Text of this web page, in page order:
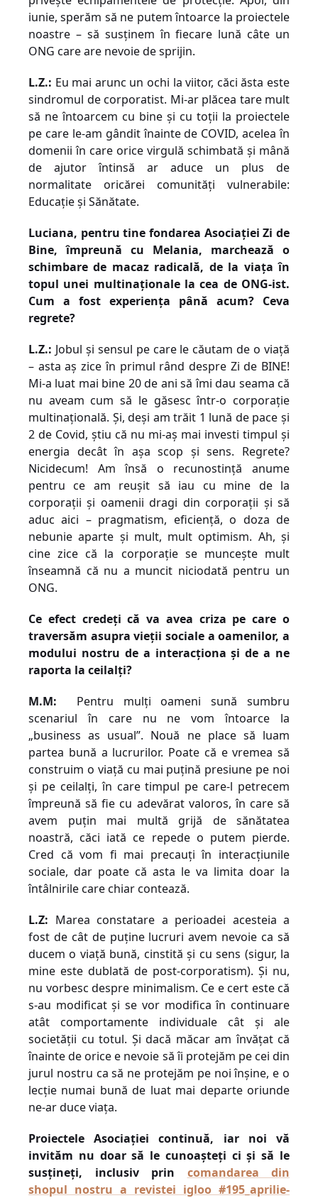
iunie, sperăm să ne putem întoarce la proiectele
noastre – să susținem în fiecare lună câte un
ONG care are nevoie de sprijin.
L.Z.: Eu mai arunc un ochi la viitor, căci ăsta este
sindromul de corporatist. Mi-ar plăcea tare mult
să ne întoarcem cu bine și cu toții la proiectele
pe care le-am gândit înainte de COVID, acelea în
domenii în care orice virgulă schimbată și mână
de ajutor întinsă ar aduce un plus de
normalitate oricărei comunități vulnerabile:
Educație și Sănătate.
Luciana, pentru tine fondarea Asociației Zi de
Bine, împreună cu Melania, marchează o
schimbare de macaz radicală, de la viața în
topul unei multinaționale la cea de ONG-ist.
Cum a fost experiența până acum? Ceva
regrete?
L.Z.: Jobul și sensul pe care le căutam de o viață
– asta aș zice în primul rând despre Zi de BINE!
Mi-a luat mai bine 20 de ani să îmi dau seama că
nu aveam cum să le găsesc într-o corporație
multinațională. Și, deși am trăit 1 lună de pace și
2 de Covid, știu că nu mi-aș mai investi timpul și
energia decât în așa scop și sens. Regrete?
Nicidecum! Am însă o recunostință anume
pentru ce am reușit să iau cu mine de la
corporații și oamenii dragi din corporații și să
aduc aici – pragmatism, eficiență, o doza de
nebunie aparte și mult, mult optimism. Ah, și
cine zice că la corporație se muncește mult
înseamnă că nu a muncit niciodată pentru un
ONG.
Ce efect credeți că va avea criza pe care o
traversăm asupra vieţii sociale a oamenilor, a
modului nostru de a interacţiona şi de a ne
raporta la ceilalţi?
M.M: Pentru mulți oameni sună sumbru
scenariul în care nu ne vom întoarce la
„business as usual”. Nouă ne place să luam
partea bună a lucrurilor. Poate că e vremea să
construim o viață cu mai puțină presiune pe noi
și pe ceilalți, în care timpul pe care-l petrecem
împreună să fie cu adevărat valoros, în care să
avem puțin mai multă grijă de sănătatea
noastră, căci iată ce repede o putem pierde.
Cred că vom fi mai precauți în interacțiunile
sociale, dar poate că asta le va limita doar la
întâlnirile care chiar contează.
L.Z: Marea constatare a perioadei acesteia a
fost de cât de puține lucruri avem nevoie ca să
ducem o viață bună, cinstită și cu sens (sigur, la
mine este dublată de post-corporatism). Și nu,
nu vorbesc despre minimalism. Ce e cert este că
s-au modificat și se vor modifica în continuare
atât comportamente individuale cât și ale
societății cu totul. Și dacă măcar am învățat că
înainte de orice e nevoie să îi protejăm pe cei din
jurul nostru ca să ne protejăm pe noi înșine, e o
lecție numai bună de luat mai departe oriunde
ne-ar duce viața.
Proiectele Asociației continuă, iar noi vă
invităm nu doar să le cunoașteți ci și să le
susțineți, inclusiv prin comandarea din
shopul nostru a revistei igloo #195_aprilie-